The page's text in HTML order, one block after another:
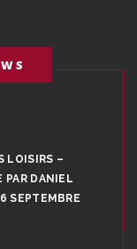
LOISIRS –
PAR DANIEL
SEPTEMBRE